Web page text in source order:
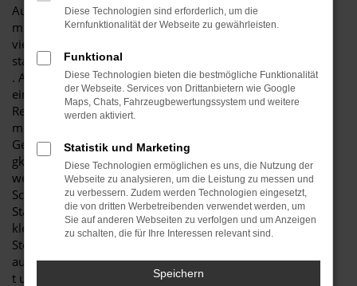
Autolack
muss
vielem
standhalten
. Allein bei
einer
Regenfahrt
mit hoher
Geschwindi
gkeit
werden viel
Schmutz,
Staub und
kleinere
Steinchen
aufgewirbel
t und
Diese Technologien sind erforderlich, um die
Kernfunktionalität der Webseite zu gewährleisten.
Funktional
Diese Technologien bieten die bestmögliche Funktionalität
der Webseite. Services von Drittanbietern wie Google
Maps, Chats, Fahrzeugbewertungssystem und weitere
werden aktiviert.
Statistik und Marketing
Diese Technologien ermöglichen es uns, die Nutzung der
Webseite zu analysieren, um die Leistung zu messen und
zu verbessern. Zudem werden Technologien eingesetzt,
die von dritten Werbetreibenden verwendet werden, um
Sie auf anderen Webseiten zu verfolgen und um Anzeigen
zu schalten, die für Ihre Interessen relevant sind.
Speichern